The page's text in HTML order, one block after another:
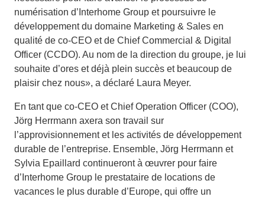
numérisation d’Interhome Group et poursuivre le
développement du domaine Marketing & Sales en
qualité de co-CEO et de Chief Commercial & Digital
Officer (CCDO). Au nom de la direction du groupe, je lui
souhaite d’ores et déjà plein succès et beaucoup de
plaisir chez nous», a déclaré Laura Meyer.
En tant que co-CEO et Chief Operation Officer (COO),
Jörg Herrmann axera son travail sur
l’approvisionnement et les activités de développement
durable de l’entreprise. Ensemble, Jörg Herrmann et
Sylvia Epaillard continueront à œuvrer pour faire
d’Interhome Group le prestataire de locations de
vacances le plus durable d’Europe, qui offre un